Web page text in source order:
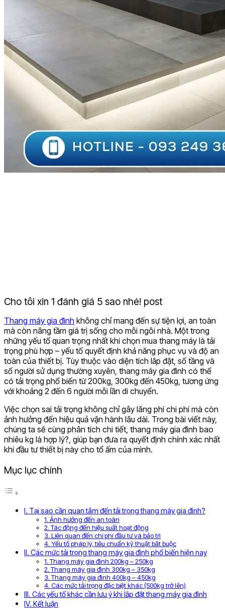
Cho tôi xin 1 đánh giá 5 sao nhé! post
Thang máy gia đình không chỉ mang đến sự tiện lợi, an toàn
mà còn nâng tầm giá trị sống cho mỗi ngôi nhà. Một trong
những yếu tố quan trọng nhất khi chọn mua thang máy là tải
trọng phù hợp – yếu tố quyết định khả năng phục vụ và độ an
toàn của thiết bị. Tùy thuộc vào diện tích lắp đặt, số tầng và
số người sử dụng thường xuyên, thang máy gia đình có thể
có tải trọng phổ biến từ 200kg, 300kg đến 450kg , tương ứng
với khoảng 2 đến 6 người mỗi lần di chuyển.
Việc chọn sai tải trọng không chỉ gây lãng phí chi phí mà còn
ảnh hưởng đến hiệu quả vận hành lâu dài. Trong bài viết này,
chúng ta sẽ cùng phân tích chi tiết, thang máy gia đình bao
nhiêu kg là hợp lý?, giúp bạn đưa ra quyết định chính xác nhất
khi đầu tư thiết bị này cho tổ ấm của mình.
Mục lục chính
I. Tại sao cần quan tâm đến tải trọng thang máy gia đình?
1. Ảnh hưởng đến an toàn
2. Tác động đến hiệu suất hoạt động
3. Liên quan đến chi phí đầu tư và bảo trì
4. Yếu tố pháp lý, tiêu chuẩn kỹ thuật bắt buộc
II. Các mức tải trọng thang máy gia đình phổ biến hiện nay
1. Thang máy gia đình 200kg – 250kg
2. Thang máy gia đình 300kg – 350kg
3. Thang máy gia đình 400kg – 450kg
4. Các mức tải trọng đặc biệt khác (500kg trở lên)
III. Các yếu tố khác cần lưu ý khi lắp đặt thang máy gia đình
IV. Kết luận